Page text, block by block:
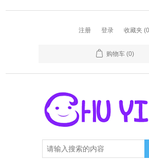
注册 登录 收藏夹
购物车 (0)